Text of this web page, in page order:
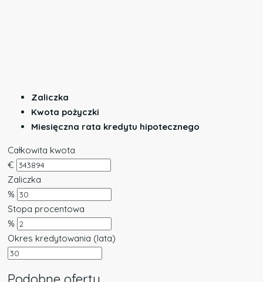
Zaliczka
Kwota pożyczki
Miesięczna rata kredytu hipotecznego
Całkowita kwota
€
Zaliczka
%
Stopa procentowa
%
Okres kredytowania (lata)